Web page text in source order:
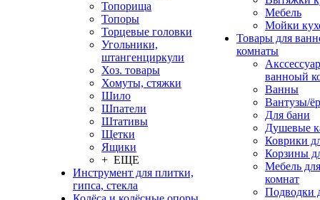
Топорища
Топоры
Торцевые головки
Угольники,
штангенциркули
Хоз. товары
Хомуты, стяжки
Шило
Шпатели
Штативы
Щетки
Ящики
+ ЕЩЕ
Инструмент для плитки,
гипса, стекла
Мебель
Мойки
Товары для
комнаты
ванноый
Ванны
Вантузы/
Для бани
Душевые
Коврики
Корзины
Мебель
комнат
Подводки